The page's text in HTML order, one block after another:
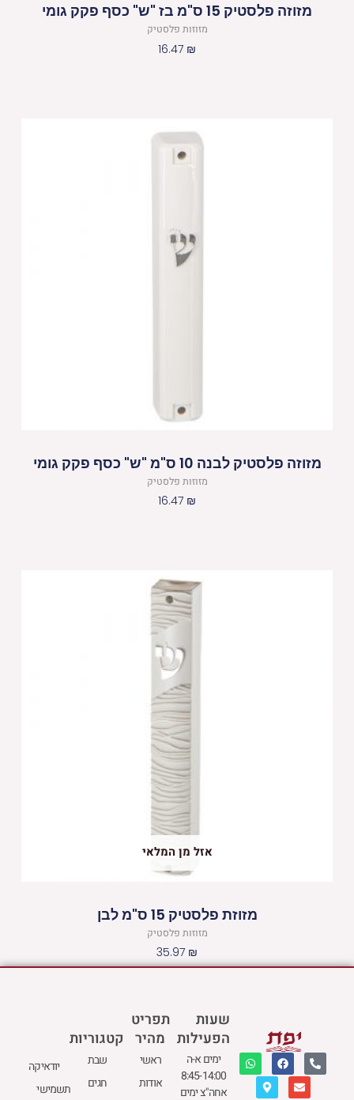
מזוזה פלסטיק 15 ס"מ בז "ש" כסף פקק גומי
מזוזות פלסטיק
16.47 ₪
מזוזה פלסטיק לבנה 10 ס"מ "ש" כסף פקק גומי
מזוזות פלסטיק
16.47 ₪
אזל מן המלאי
מזוזת פלסטיק 15 ס"מ לבן
מזוזות פלסטיק
35.97 ₪
שעות
הפעילות
ימים א-ה
8:45-14:00
אחה"צ ימים
תפריט
מהיר
ראשי
אודות
P
h
o
F
a
c
W
h
a
E
v
e
M
p
-
קטגוריות
שבת
חגים
יודאיקה
תשמישי